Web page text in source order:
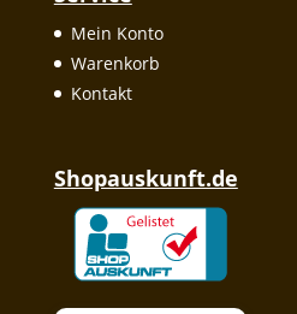
Mein Konto
Warenkorb
Kontakt
Shopauskunft.de